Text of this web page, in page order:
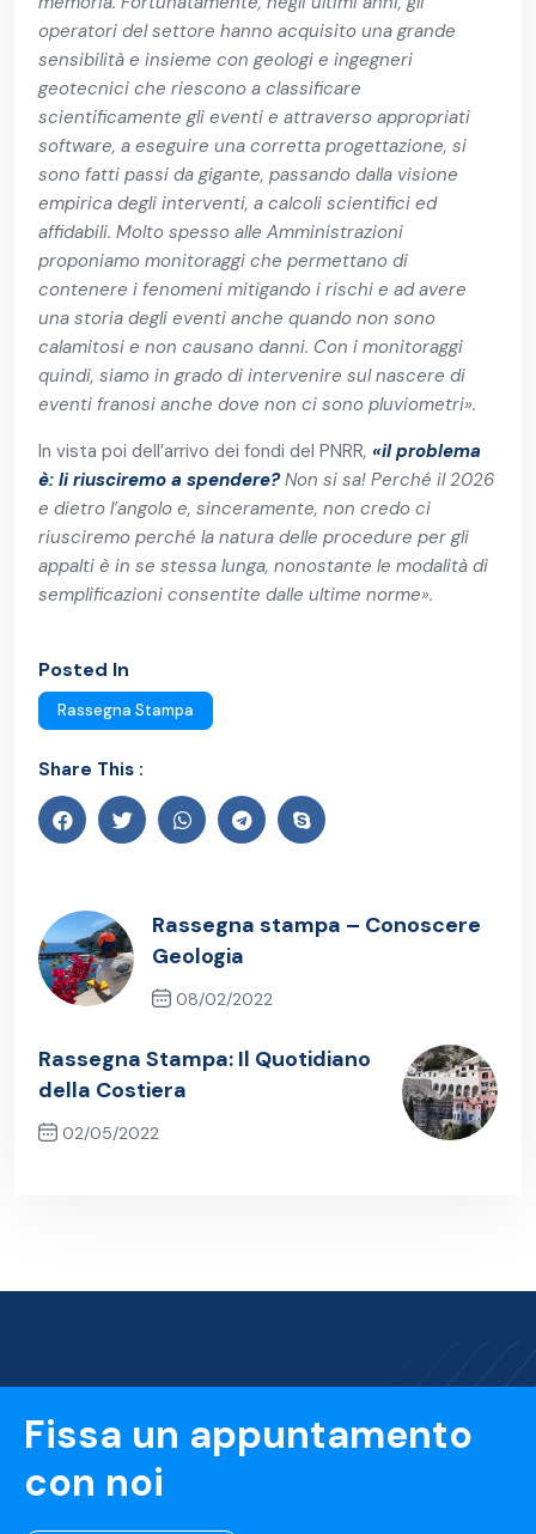
operatori del settore hanno acquisito una grande
sensibilità e insieme con geologi e ingegneri
geotecnici che riescono a classificare
scientificamente gli eventi e attraverso appropriati
software, a eseguire una corretta progettazione, si
sono fatti passi da gigante, passando dalla visione
empirica degli interventi, a calcoli scientifici ed
affidabili. Molto spesso alle Amministrazioni
proponiamo monitoraggi che permettano di
contenere i fenomeni mitigando i rischi e ad avere
una storia degli eventi anche quando non sono
calamitosi e non causano danni. Con i monitoraggi
quindi, siamo in grado di intervenire sul nascere di
eventi franosi anche dove non ci sono pluviometri».
In vista poi dell’arrivo dei fondi del PNRR, «il problema
è: li riusciremo a spendere?Non si sa! Perché il 2026
e dietro l’angolo e, sinceramente, non credo ci
riusciremo perché la natura delle procedure per gli
appalti è in se stessa lunga, nonostante le modalità di
semplificazioni consentite dalle ultime norme».
Posted In
Rassegna Stampa
Share This :
Rassegna stampa – Conoscere
Geologia
08/02/2022
Rassegna Stampa: Il Quotidiano
della Costiera
02/05/2022
Fissa un appuntamento
con noi